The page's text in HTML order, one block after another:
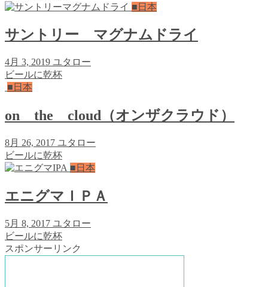
■日本
サントリー マグナムドライ
4月 3, 2019 ユタロー
ビールに乾杯
■日本
on the cloud（オンザクラウド）
8月 26, 2017 ユタロー
ビールに乾杯
■日本
エニグマＩＰＡ
5月 8, 2017 ユタロー
ビールに乾杯
スポンサーリンク